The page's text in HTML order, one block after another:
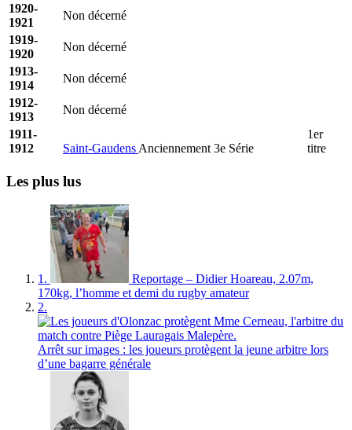
1920-
1921
Non décerné
1919-
1920
Non décerné
1913-
1914
Non décerné
1912-
1913
Non décerné
1911-
1912
Saint-Gaudens Anciennement 3e Série
1er
titre
Les plus lus
1.
Reportage – Didier Hoareau, 2.07m,
170kg, l’homme et demi du rugby amateur
2.
Arrêt sur images : les joueurs protègent la jeune arbitre lors
d’une bagarre générale